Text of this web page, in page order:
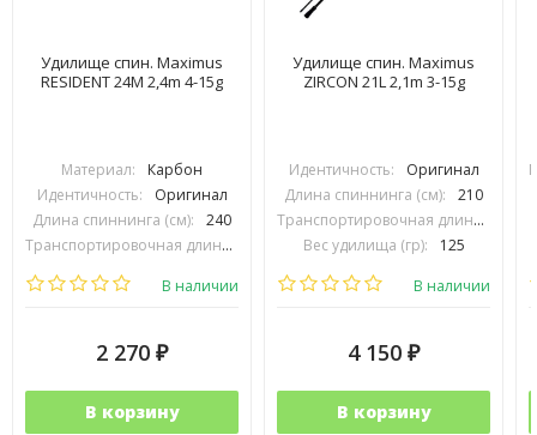
Удилище спин. Maximus
RESIDENT 24M 2,4m 4-15g
Материал:
Карбон
Идентичность:
Оригинал
Длина спиннинга (см):
240
Транспортировочная длина (см):
Вес удилища (гр):
В наличии
2 270 ₽
В корзину
Удилище спин. Maximus
ZIRCON 21L 2,1m 3-15g
Идентичность:
Оригинал
Длина спиннинга (см):
210
Транспортировочная длина (см):
Вес удилища (гр):
125
Тест (гр):
В наличии
4 150 ₽
В корзину